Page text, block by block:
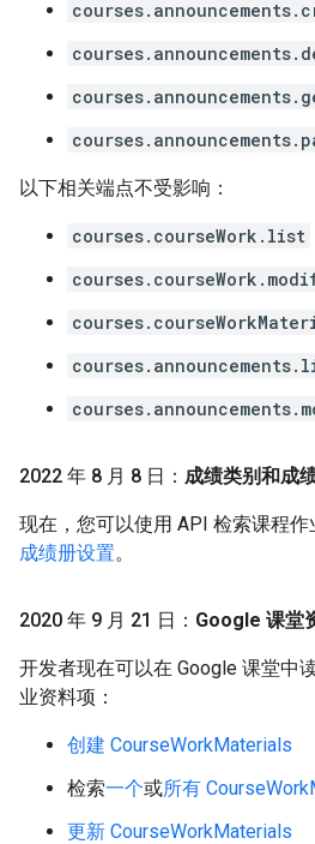
以下相关端点不受影响：
courses.courseWork.list
2022 年 8 月 8 日： 成绩类别和成
现在，您可以使用 API 检索课程作
成绩册设置。
2020 年 9 月 21 日： Google 课堂
开发者现在可以在 Google 课堂中
业资料项：
创建 CourseWorkMaterials
检索一个或所有
更新 CourseWorkMaterials